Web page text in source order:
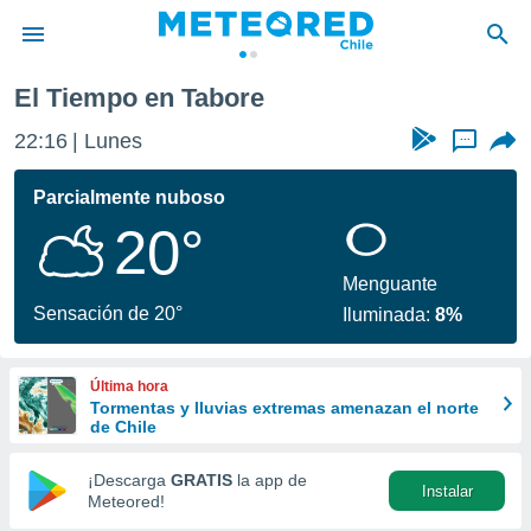
de
por
se
calidad.
a este
las
y
forma
digital
basada
El Tiempo en Tabore
22:16 Lunes ...
Parcialmente nuboso
20°
Sensación de 20°
Menguante
Iluminada:8%
Última hora
Tormentas y lluvias extremas amenazan el norte
de Chile
¡Descarga GRATIS la app de
Meteored!
Instalar